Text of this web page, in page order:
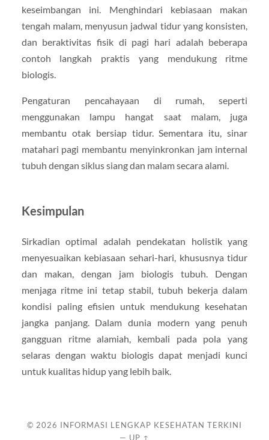
keseimbangan ini. Menghindari kebiasaan makan
tengah malam, menyusun jadwal tidur yang konsisten,
dan beraktivitas fisik di pagi hari adalah beberapa
contoh langkah praktis yang mendukung ritme
biologis.
Pengaturan pencahayaan di rumah, seperti
menggunakan lampu hangat saat malam, juga
membantu otak bersiap tidur. Sementara itu, sinar
matahari pagi membantu menyinkronkan jam internal
tubuh dengan siklus siang dan malam secara alami.
Kesimpulan
Sirkadian optimal adalah pendekatan holistik yang
menyesuaikan kebiasaan sehari-hari, khususnya tidur
dan makan, dengan jam biologis tubuh. Dengan
menjaga ritme ini tetap stabil, tubuh bekerja dalam
kondisi paling efisien untuk mendukung kesehatan
jangka panjang. Dalam dunia modern yang penuh
gangguan ritme alamiah, kembali pada pola yang
selaras dengan waktu biologis dapat menjadi kunci
untuk kualitas hidup yang lebih baik.
© 2026 INFORMASI LENGKAP KESEHATAN TERKINI
— UP ↑